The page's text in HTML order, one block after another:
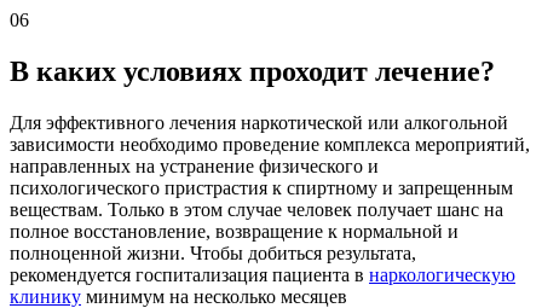
06
В каких условиях проходит лечение?
Для эффективного лечения наркотической или алкогольной
зависимости необходимо проведение комплекса мероприятий,
направленных на устранение физического и
психологического пристрастия к спиртному и запрещенным
веществам. Только в этом случае человек получает шанс на
полное восстановление, возвращение к нормальной и
полноценной жизни. Чтобы добиться результата,
рекомендуется госпитализация пациента в наркологическую
клинику минимум на несколько месяцев